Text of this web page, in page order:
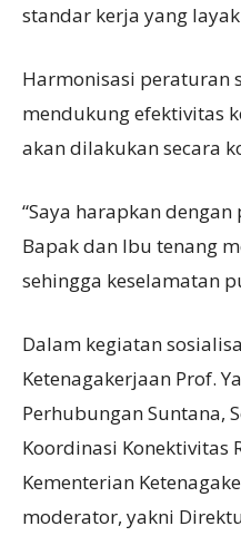
standar kerja yang
Harmonisasi peraturan
mendukung efektivitas
akan dilakukan secara
“Saya harapkan dengan
Bapak dan Ibu tenang
sehingga keselamatan
Dalam kegiatan
Ketenagakerjaan Prof.
Perhubungan Suntana,
Koordinasi Konektivitas
Kementerian
moderator, yakni